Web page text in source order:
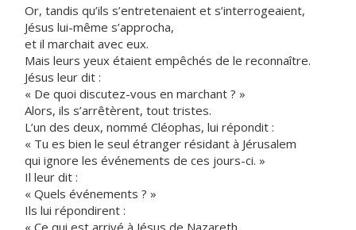
Or, tandis qu’ils s’entretenaient et s’interrogeaient,
Jésus lui-même s’approcha,
et il marchait avec eux.
Mais leurs yeux étaient empêchés de le reconnaître.
Jésus leur dit :
« De quoi discutez-vous en marchant ? »
Alors, ils s’arrêtèrent, tout tristes.
L’un des deux, nommé Cléophas, lui répondit :
« Tu es bien le seul étranger résidant à Jérusalem
qui ignore les événements de ces jours-ci. »
Il leur dit :
« Quels événements ? »
Ils lui répondirent :
« Ce qui est arrivé à Jésus de Nazareth,